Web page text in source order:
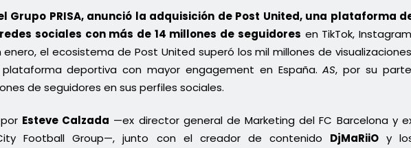
Grupo PRISA, anunció la adquisición de Post United, una plataforma
sociales con más de 14 millones de seguidores en TikTok,
enero, el ecosistema de Post United superó los mil millones de
deportiva con mayor engagement en España.AS, por su
de seguidores en sus perfiles sociales.
Esteve Calzada —ex director general de Marketing del FC Barcelona y
Football Group—, junto con el creador de contenido DjMaRiiOy